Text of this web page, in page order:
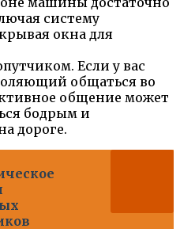
систему
окна для
Если у вас
общаться во
общение может
бодрым и
дороге.